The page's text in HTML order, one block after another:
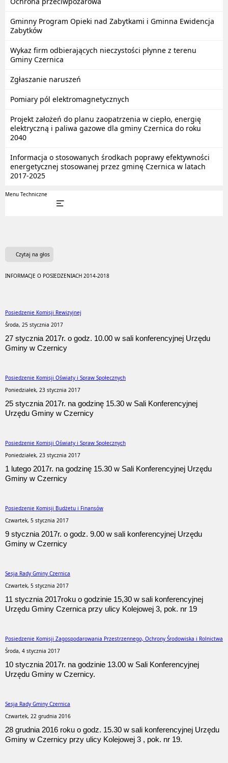
Gminny Program Opieki nad Zabytkami i Gminna Ewidencja
Zabytków
Wykaz firm odbierających nieczystości płynne z terenu
Gminy Czernica
Zgłaszanie naruszeń
Pomiary pól elektromagnetycznych
Projekt założeń do planu zaopatrzenia w ciepło, energię
elektryczną i paliwa gazowe dla gminy Czernica do roku
2040
Informacja o stosowanych środkach poprawy efektywności
energetycznej stosowanej przez gminę Czernica w latach
2017-2025
Menu Techniczne
Czytaj na głos
INFORMACJE O POSIEDZENIACH 2014-2018
Posiedzenie Komisji Rewizyjnej
Środa, 25 stycznia 2017
27 stycznia 2017r. o godz. 10.00 w sali konferencyjnej Urzędu
Gminy w Czernicy
Posiedzenie Komisji Oświaty i Spraw Społecznych
Poniedziałek, 23 stycznia 2017
25 stycznia 2017r. na godzinę 15.30 w Sali Konferencyjnej
Urzędu Gminy w Czernicy
Posiedzenie Komisji Oświaty i Spraw Społecznych
Poniedziałek, 23 stycznia 2017
1 lutego 2017r. na godzinę 15.30 w Sali Konferencyjnej Urzędu
Gminy w Czernicy
Posiedzenie Komisji Budżetu i Finansów
Czwartek, 5 stycznia 2017
9 stycznia 2017r. o godz. 9.00 w sali konferencyjnej Urzędu
Gminy w Czernicy
Sesja Rady Gminy Czernica
Czwartek, 5 stycznia 2017
11 stycznia 2017roku o godzinie 15,30 w sali konferencyjnej
Urzędu Gminy Czernica przy ulicy Kolejowej 3, pok. nr 19
Posiedzenie Komisji Zagospodarowania Przestrzennego, Ochrony Środowiska i Rolnictwa
Środa, 4 stycznia 2017
10 stycznia 2017r. na godzinie 13.00 w Sali Konferencyjnej
Urzędu Gminy w Czernicy.
Sesja Rady Gminy Czernica
Czwartek, 22 grudnia 2016
28 grudnia 2016 roku o godz. 15.30 w sali konferencyjnej Urzędu
Gminy w Czernicy przy ulicy Kolejowej 3 , pok. nr 19.